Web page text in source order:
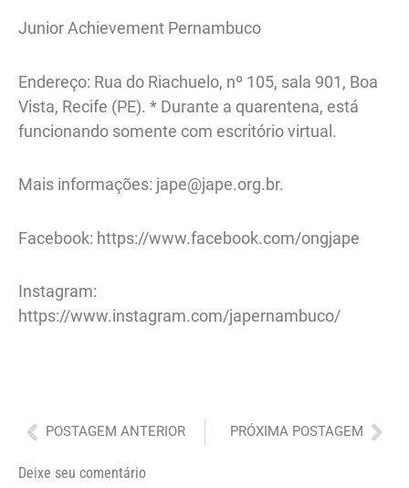
Junior Achievement Pernambuco
Endereço: Rua do Riachuelo, nº 105, sala 901, Boa
Vista, Recife (PE). * Durante a quarentena, está
funcionando somente com escritório virtual.
Mais informações: jape@jape.org.br.
Facebook: https://www.facebook.com/ongjape
Instagram:
https://www.instagram.com/japernambuco/
Anterior
POSTAGEM ANTERIOR PRÓXIMA POSTAGEM
Deixe seu comentário